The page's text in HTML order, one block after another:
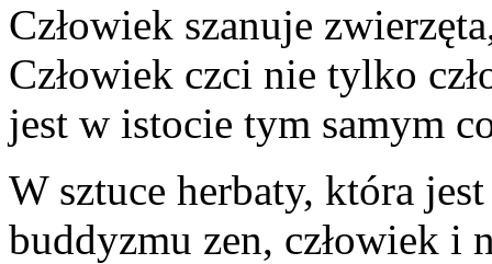
Człowiek szanuje
Człowiek czci nie tylko
jest w istocie tym samym
W sztuce herbaty, która
buddyzmu zen, człowiek i